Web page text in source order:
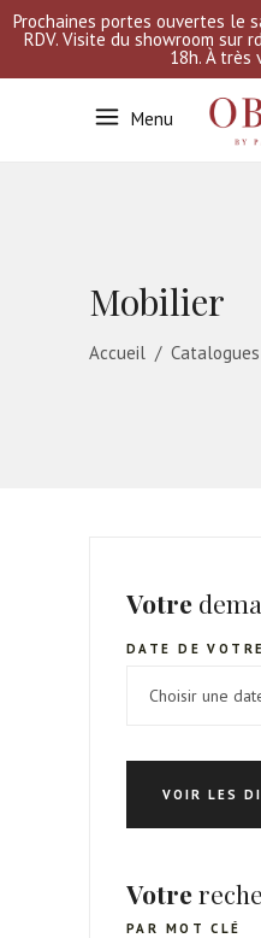
Prochaines portes ouvertes le
RDV. Visite du showroom sur
18h. À très
Menu
Mobilier
Accueil / Catalogues
Votre
DATE DE
VOIR LES
Votre
PAR MOT CLÉ